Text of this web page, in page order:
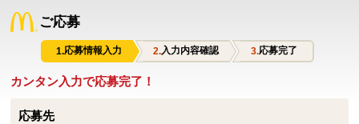
ご応募
応募情報入力 入力内容確認 応募完了
カンタン入力で応募完了！
応募先